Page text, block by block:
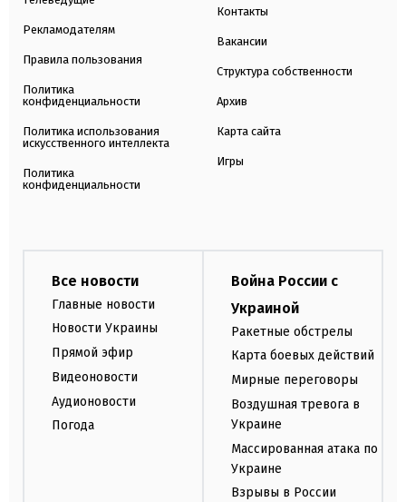
Рекламодателям
Правила пользования
Политика
конфиденциальности
Политика использования
искусственного интеллекта
Политика
конфиденциальности
Контакты
Вакансии
Структура собственности
Архив
Карта сайта
Игры
Все новости
Главные новости
Новости Украины
Прямой эфир
Видеоновости
Аудионовости
Погода
Война России с
Украиной
Ракетные обстрелы
Карта боевых действий
Мирные переговоры
Воздушная тревога в
Украине
Массированная атака по
Украине
Взрывы в России